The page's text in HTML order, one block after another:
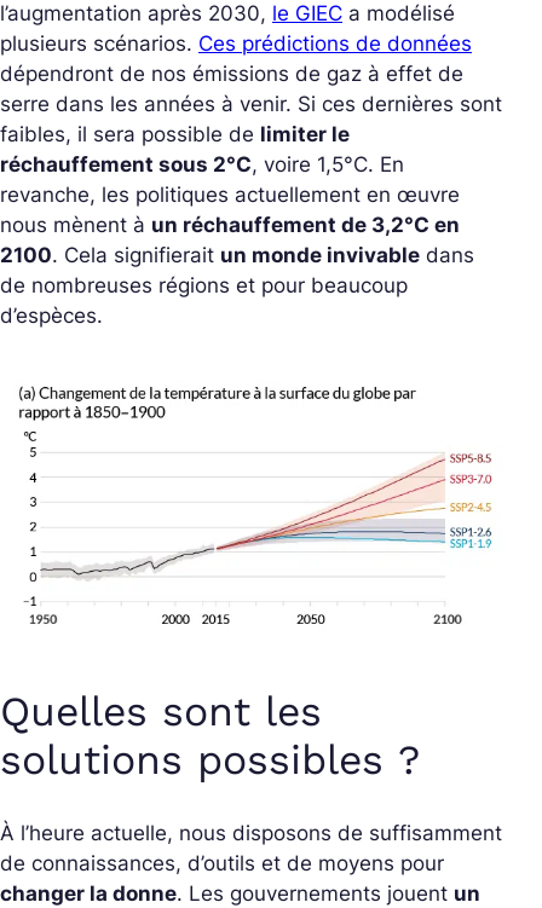
l’augmentation après 2030, le GIEC a modélisé
plusieurs scénarios. Ces prédictions de données
dépendront de nos émissions de gaz à effet de
serre dans les années à venir. Si ces dernières sont
faibles, il sera possible de limiter le
réchauffement sous 2°C, voire 1,5°C. En
revanche, les politiques actuellement en œuvre
nous mènent à un réchauffement de 3,2°C en
2100. Cela signifierait un monde invivable dans
de nombreuses régions et pour beaucoup
d’espèces.
Quelles sont les
solutions possibles ?
À l’heure actuelle, nous disposons de suffisamment
de connaissances, d’outils et de moyens pour
changer la donne. Les gouvernements jouent un